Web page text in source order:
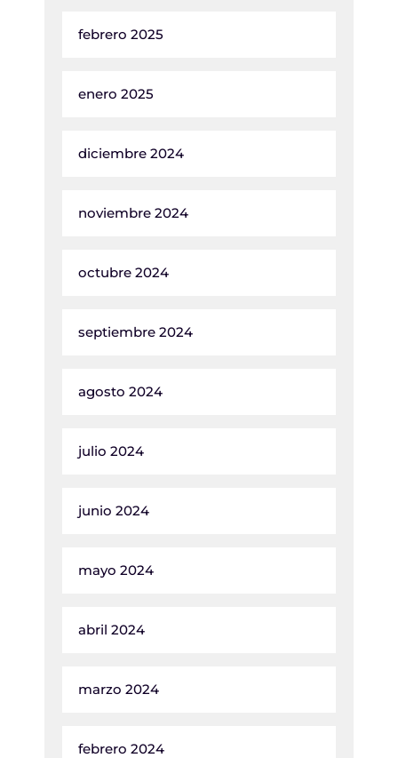
febrero 2025
enero 2025
diciembre 2024
noviembre 2024
octubre 2024
septiembre 2024
agosto 2024
julio 2024
junio 2024
mayo 2024
abril 2024
marzo 2024
febrero 2024